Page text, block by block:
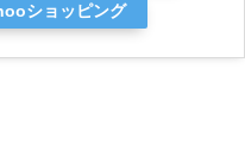
ショッピング